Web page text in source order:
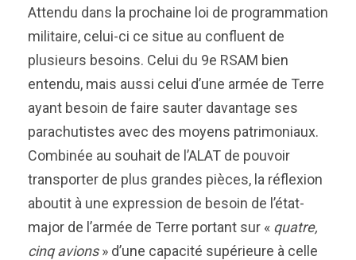
Attendu dans la prochaine loi de programmation
militaire, celui-ci ce situe au confluent de
plusieurs besoins. Celui du 9e RSAM bien
entendu, mais aussi celui d’une armée de Terre
ayant besoin de faire sauter davantage ses
parachutistes avec des moyens patrimoniaux.
Combinée au souhait de l’ALAT de pouvoir
transporter de plus grandes pièces, la réflexion
aboutit à une expression de besoin de l’état-
major de l’armée de Terre portant sur « quatre,
cinq avions» d’une capacité supérieure à celle